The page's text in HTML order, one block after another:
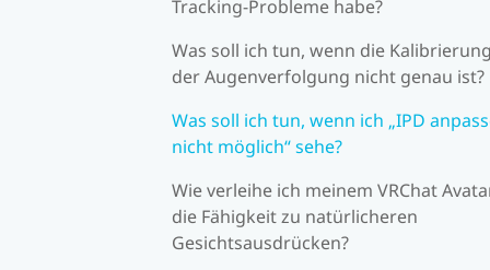
Tracking-Probleme habe?
Was soll ich tun, wenn die Kalibrierung
der Augenverfolgung nicht genau ist?
Was soll ich tun, wenn ich „IPD
nicht möglich“ sehe?
Wie verleihe ich meinem VRChat
die Fähigkeit zu natürlicheren
Gesichtsausdrücken?